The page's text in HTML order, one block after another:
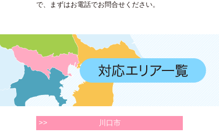
で、まずはお電話でお問合せください。
>> 川口市